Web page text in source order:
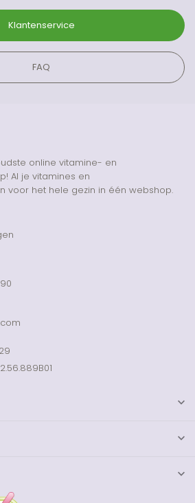
Klantenservice
FAQ
online vitamine- en
Al je vitamines en
voor het hele gezin in één webshop.